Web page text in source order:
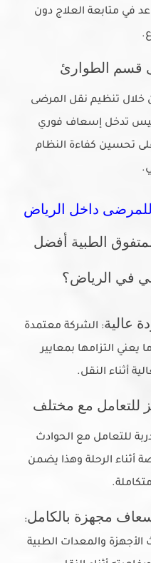
في متابعة العلاج دون
قسم الطوارئ
خلال تنظيم نقل المرضى
تدخل إسعاف فوري
تحسين كفاءة النظام
داخل الرياض
الطبية أفضل
في الرياض؟
عالية: الشركة معتمدة
التزامها بمعايير
أثناء النقل.
مع مختلف
للتعامل مع الحوادث
أثناء الرحلة وهذا يضمن
مجهزة بالكامل:
والمعدات الطبية